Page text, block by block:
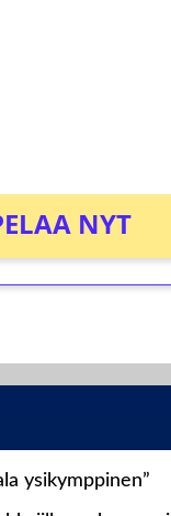
NYT
ysikymppinen”